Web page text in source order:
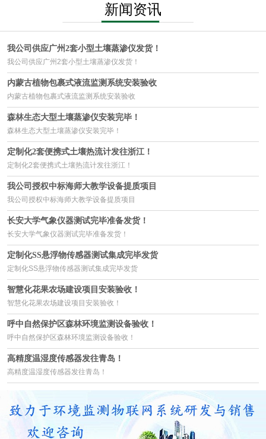
新闻资讯
我公司供应广州2套小型土壤蒸渗仪发货！
我公司供应广州2套小型土壤蒸渗仪发货！
内蒙古植物包裹式液流监测系统安装验收
内蒙古植物包裹式液流监测系统安装验收
森林生态大型土壤蒸渗仪安装完毕！
森林生态大型土壤蒸渗仪安装完毕！
定制化2套便携式土壤热流计发往浙江！
定制化2套便携式土壤热流计发往浙江！
我公司授权中标海师大教学设备提质项目
我公司授权中标海师大教学设备提质项目
长安大学气象仪器测试完毕准备发货！
长安大学气象仪器测试完毕准备发货！
定制化SS悬浮物传感器测试集成完毕发货
定制化SS悬浮物传感器测试集成完毕发货
智慧化花果农场建设项目安装验收！
智慧化花果农场建设项目安装验收！
呼中自然保护区森林环境监测设备验收！
呼中自然保护区森林环境监测设备验收！
高精度温湿度传感器发往青岛！
高精度温湿度传感器发往青岛！